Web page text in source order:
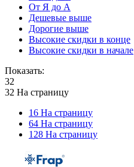
От Я до А
Дешевые выше
Дорогие выше
Высокие скидки в конце
Высокие скидки в начале
Показать:
32
32 На страницу
16 На страницу
64 На страницу
128 На страницу